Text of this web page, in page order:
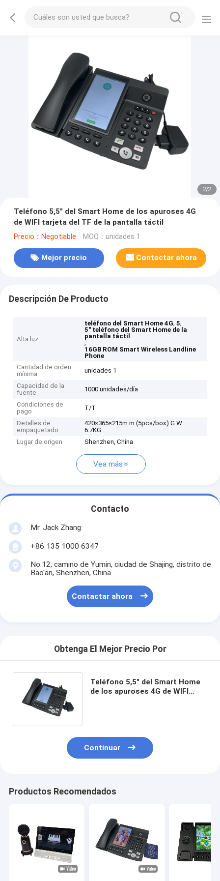
2/2
Teléfono 5,5" del Smart Home de los apuroses 4G
de WIFI tarjeta del TF de la pantalla táctil
Precio：Negotiable MOQ：unidades 1
Mejor precio Contactar ahora
Descripción De Producto
Alta luz
teléfono del Smart Home 4G,5,
5" teléfono del Smart Home de la
pantalla táctil
,
16GB ROM Smart Wireless Landline
Phone
Cantidad de orden
mínima
unidades 1
Capacidad de la
fuente
1000 unidades/día
Condiciones de
pago
T/T
Detalles de
empaquetado
420×365×215m m (5pcs/box) G.W.:
6.7KG
Lugar de origen
Shenzhen, China
Vea más
Contacto
Mr. Jack Zhang
+86 135 1000 6347
No.12, camino de Yumin, ciudad de Shajing, distrito de
Bao'an, Shenzhen, China
Contactar ahora
Obtenga El Mejor Precio Por
Teléfono 5,5" del Smart Home
de los apuroses 4G de WIFI
Continuar
Productos Recomendados